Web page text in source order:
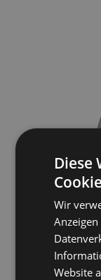
Diese
Wir
Website